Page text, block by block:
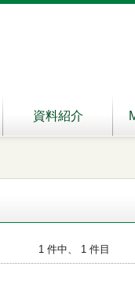
資料紹介
1 件中、 1 件目